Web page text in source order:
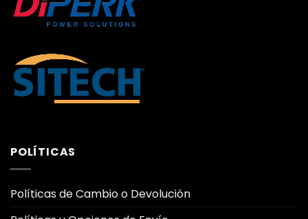
POLÍTICAS
Políticas de Cambio o Devolución